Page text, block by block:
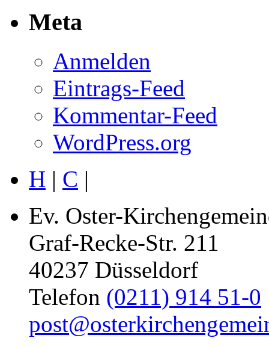
Meta
Anmelden
Eintrags-Feed
Kommentar-Feed
WordPress.org
H | C |
Ev. Oster-
Graf-Recke-Str. 211
40237 Düsseldorf
Telefon (0211) 914 51-0